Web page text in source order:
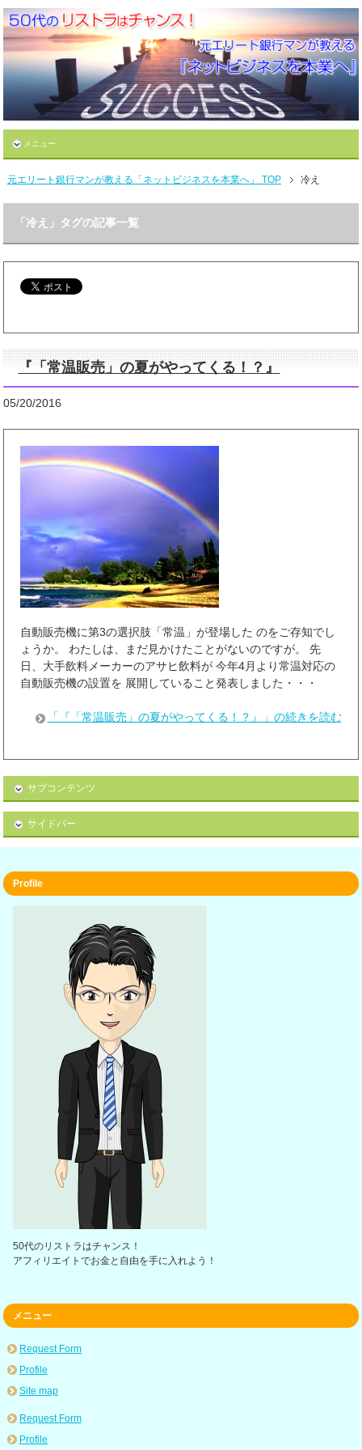
メニュー
元エリート銀行マンが教える「ネットビジネスを本業へ」 TOP 冷え
「冷え」タグの記事一覧
『「常温販売」の夏がやってくる！？』
05/20/2016
自動販売機に第3の選択肢「常温」が登場した のをご存知でし
ょうか。 わたしは、まだ見かけたことがないのですが。 先
日、大手飲料メーカーのアサヒ飲料が 今年4月より常温対応の
自動販売機の設置を 展開していること発表しました・・・
「『「常温販売」の夏がやってくる！？』」の続きを読む
サブコンテンツ
サイドバー
Profile
50代のリストラはチャンス！
アフィリエイトでお金と自由を手に入れよう！
メニュー
Request Form
Profile
Site map
Request Form
Profile